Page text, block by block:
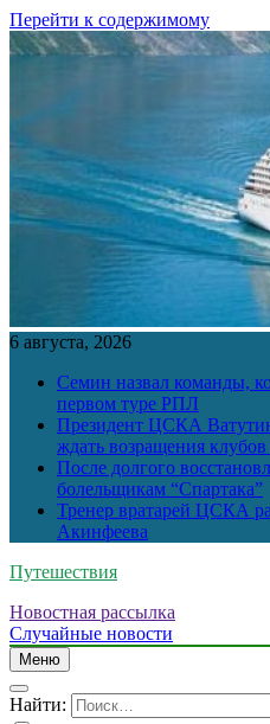
Перейти к содержимому
6 августа, 2026
Семин назвал команды,
первом туре РПЛ
Президент ЦСКА Ватутин
ждать возращения
После долгого
болельщикам “Спартака”
Тренер вратарей ЦСКА
Акинфеева
Путешествия
Новостная рассылка
Случайные новости
Меню
Найти: